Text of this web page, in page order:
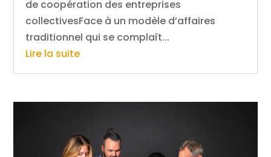
de coopération des entreprises
collectivesFace à un modèle d’affaires
traditionnel qui se complaît...
Lire la suite